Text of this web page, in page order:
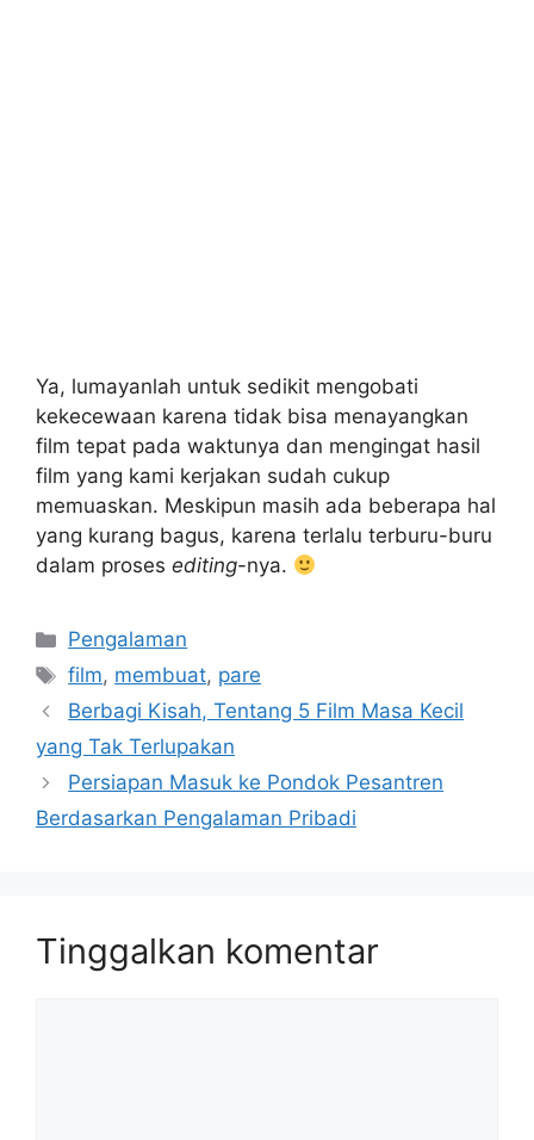
Ya, lumayanlah untuk sedikit mengobati
kekecewaan karena tidak bisa menayangkan
film tepat pada waktunya dan mengingat hasil
film yang kami kerjakan sudah cukup
memuaskan. Meskipun masih ada beberapa hal
yang kurang bagus, karena terlalu terburu-buru
dalam proses editing-nya.
Kategori
Pengalaman
Tag
film, membuat, pare
Berbagi Kisah, Tentang 5 Film Masa Kecil
yang Tak Terlupakan
Persiapan Masuk ke Pondok Pesantren
Berdasarkan Pengalaman Pribadi
Tinggalkan komentar